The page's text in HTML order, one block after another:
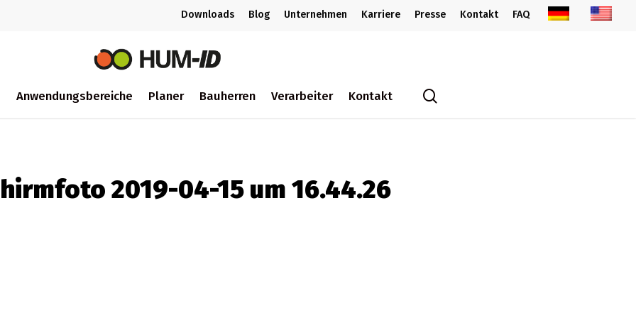
Downloads Blog Unternehmen Karriere Presse Kontakt FAQ
Anwendungsbereiche Planer Bauherren Verarbeiter Kontakt
2019-04-15 um 16.44.26